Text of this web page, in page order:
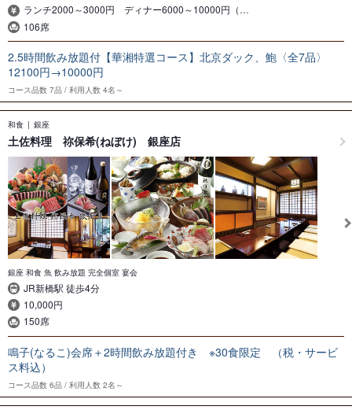
ランチ2000～3000円 ディナー6000～10000円（…
106席
2.5時間飲み放題付【華湘特選コース】北京ダック、鮑〈全7品〉
12100円→10000円
コース品数 7品 利用人数 4名～
和食 銀座
土佐料理 祢保希(ねぼけ) 銀座店
銀座 和食 魚 飲み放題 完全個室 宴会
JR新橋駅 徒歩4分
10,000円
150席
鳴子(なるこ)会席＋2時間飲み放題付き ※30食限定 （税・サービ
ス料込）
コース品数 6品 利用人数 2名～